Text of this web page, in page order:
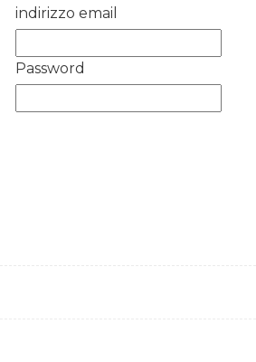
indirizzo email
Password